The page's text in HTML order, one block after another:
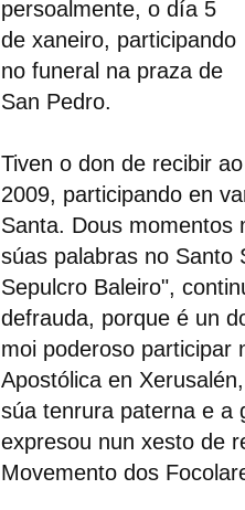
persoalmente, o día 5
de xaneiro, participando
no funeral na praza de
San Pedro.
Tiven o don de recibir
2009, participando en
Santa. Dous momentos
súas palabras no Santo
Sepulcro Baleiro",
defrauda, porque é un
moi poderoso participar
Apostólica en
súa tenrura paterna e a
expresou nun xesto de
Movemento dos